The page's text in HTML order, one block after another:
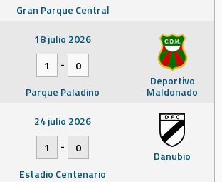
Gran Parque Central
Deportivo
Maldonado
18 julio 2026
1
-
0
Parque Paladino
Danubio
24 julio 2026
1
-
0
Estadio Centenario